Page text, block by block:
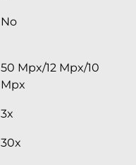
No
50 Mpx/12 Mpx/10
Mpx
3x
30x